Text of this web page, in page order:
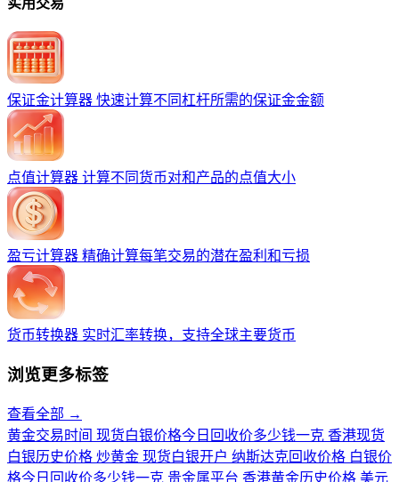
实用交易
保证金计算器 快速计算不同杠杆所需的保证金金额
点值计算器 计算不同货币对和产品的点值大小
盈亏计算器 精确计算每笔交易的潜在盈利和亏损
货币转换器 实时汇率转换，支持全球主要货币
浏览更多标签
查看全部 →
黄金交易时间 现货白银价格今日回收价多少钱一克 香港现货
白银历史价格 炒黄金 现货白银开户 纳斯达克回收价格 白银价
格今日回收价多少钱一克 贵金属平台 香港黄金历史价格 美元